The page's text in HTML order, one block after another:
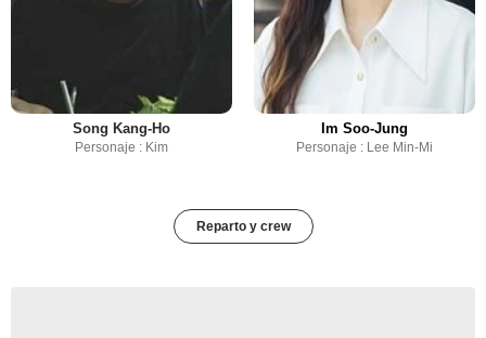
Song Kang-Ho
Personaje : Kim
Im Soo-Jung
Personaje : Lee Min-Mi
Reparto y crew